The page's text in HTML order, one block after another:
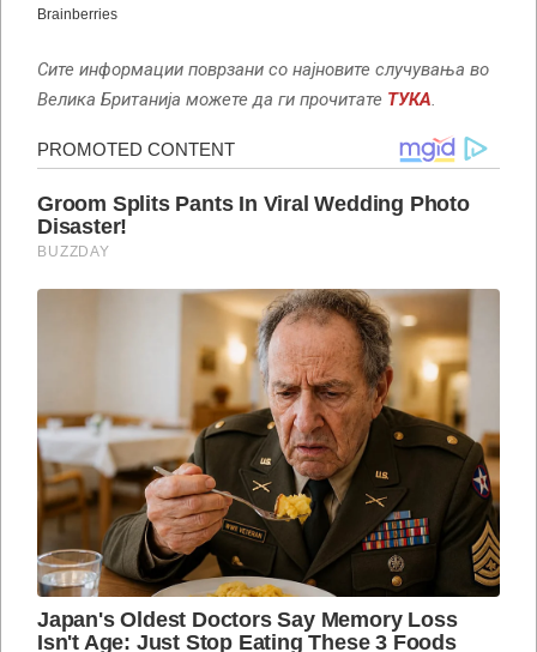
Сите информации поврзани со најновите случувања во
Велика Британија можете да ги прочитате ТУКА